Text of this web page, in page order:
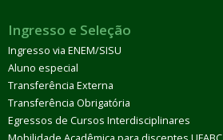
Ingresso e Seleção
Ingresso via ENEM/SISU
Aluno especial
Transferência Externa
Transferência Obrigatória
Egressos de Cursos Interdisciplinares